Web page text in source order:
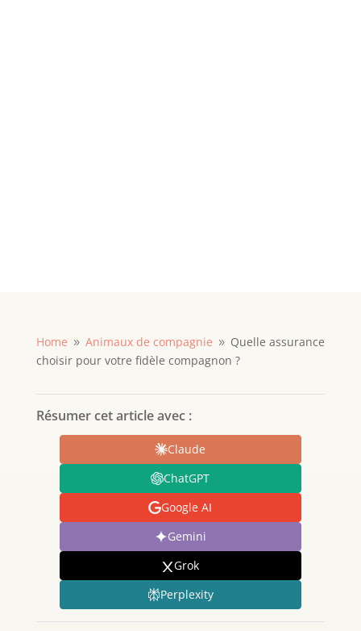
Home 9 Animaux de compagnie 9 Quelle assurance
choisir pour votre fidèle compagnon ?
Résumer cet article avec :
Claude
ChatGPT
Google AI
Gemini
Grok
Perplexity